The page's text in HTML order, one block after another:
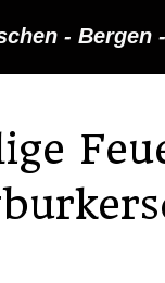
- Bergen